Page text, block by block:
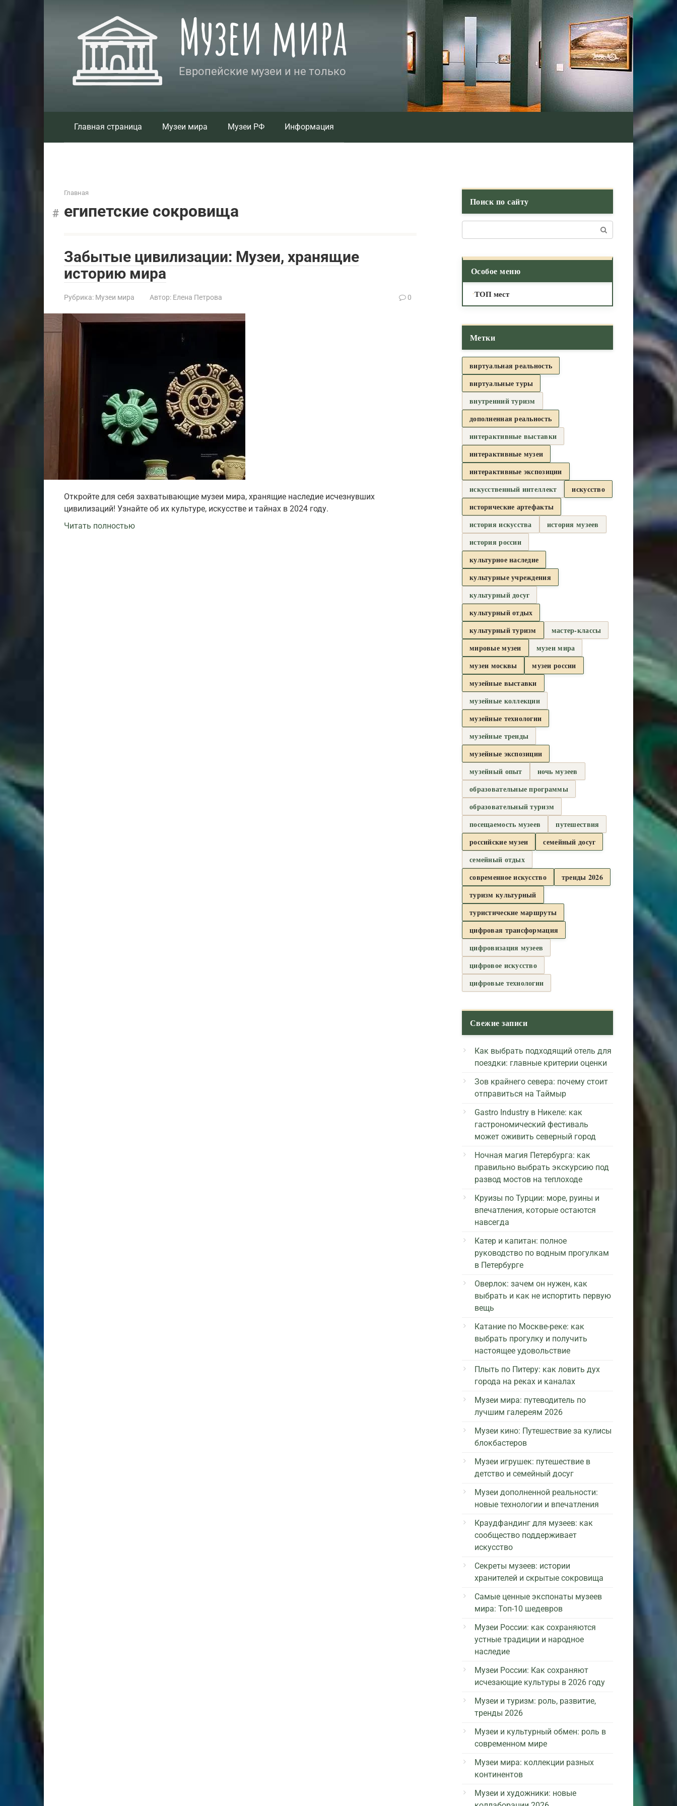
Музеи мира
Европейские музеи и не только
Главная страница Музеи мира Музеи РФ Информация
Главная
египетские сокровища
Забытые цивилизации: Музеи, хранящие
историю мира
Рубрика: Музеи мира Автор: Елена Петрова 0
Откройте для себя захватывающие музеи мира, хранящие наследие исчезнувших
цивилизаций! Узнайте об их культуре, искусстве и тайнах в 2024 году.
Читать полностью
Поиск по сайту
Особое меню
ТОП мест
Метки
виртуальная реальность
виртуальные туры
внутренний туризм
дополненная реальность
интерактивные выставки
интерактивные музеи
интерактивные экспозиции
искусственный интеллект
искусство
исторические артефакты
история искусства
история музеев
история россии
культурное наследие
культурные учреждения
культурный досуг
культурный отдых
культурный туризм
мастер-классы
мировые музеи
музеи мира
музеи москвы
музеи россии
музейные выставки
музейные коллекции
музейные технологии
музейные тренды
музейные экспозиции
музейный опыт
ночь музеев
образовательные программы
образовательный туризм
посещаемость музеев
путешествия
российские музеи
семейный досуг
семейный отдых
современное искусство
тренды 2026
туризм культурный
туристические маршруты
цифровая трансформация
цифровизация музеев
цифровое искусство
цифровые технологии
Свежие записи
Как выбрать подходящий отель для
поездки: главные критерии оценки
Зов крайнего севера: почему стоит
отправиться на Таймыр
Gastro Industry в Никеле: как
гастрономический фестиваль
может оживить северный город
Ночная магия Петербурга: как
правильно выбрать экскурсию под
развод мостов на теплоходе
Круизы по Турции: море, руины и
впечатления, которые остаются
навсегда
Катер и капитан: полное
руководство по водным прогулкам
в Петербурге
Оверлок: зачем он нужен, как
выбрать и как не испортить первую
вещь
Катание по Москве-реке: как
выбрать прогулку и получить
настоящее удовольствие
Плыть по Питеру: как ловить дух
города на реках и каналах
Музеи мира: путеводитель по
лучшим галереям 2026
Музеи кино: Путешествие за кулисы
блокбастеров
Музеи игрушек: путешествие в
детство и семейный досуг
Музеи дополненной реальности:
новые технологии и впечатления
Краудфандинг для музеев: как
сообщество поддерживает
искусство
Секреты музеев: истории
хранителей и скрытые сокровища
Самые ценные экспонаты музеев
мира: Топ-10 шедевров
Музеи России: как сохраняются
устные традиции и народное
наследие
Музеи России: Как сохраняют
исчезающие культуры в 2026 году
Музеи и туризм: роль, развитие,
тренды 2026
Музеи и культурный обмен: роль в
современном мире
Музеи мира: коллекции разных
континентов
Музеи и художники: новые